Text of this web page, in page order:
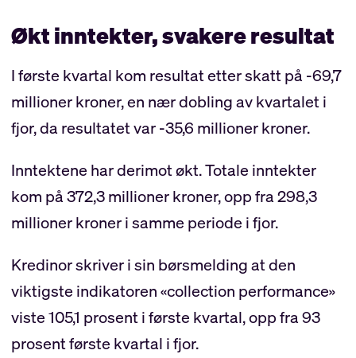
Økt inntekter, svakere resultat
I første kvartal kom resultat etter skatt på -69,7
millioner kroner, en nær dobling av kvartalet i
fjor, da resultatet var -35,6 millioner kroner.
Inntektene har derimot økt. Totale inntekter
kom på 372,3 millioner kroner, opp fra 298,3
millioner kroner i samme periode i fjor.
Kredinor skriver i sin børsmelding at den
viktigste indikatoren «collection performance»
viste 105,1 prosent i første kvartal, opp fra 93
prosent første kvartal i fjor.